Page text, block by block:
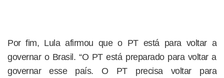
Por fim, Lula afirmou que o PT está para voltar a
governar o Brasil. “O PT está preparado para voltar a
governar esse país. O PT precisa voltar para